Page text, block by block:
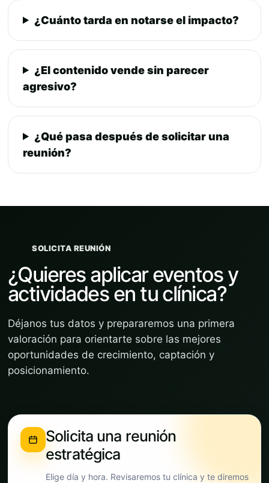
¿Cuánto tarda en notarse el impacto?
¿El contenido vende sin parecer
agresivo?
¿Qué pasa después de solicitar una
reunión?
SOLICITA REUNIÓN
¿Quieres aplicar eventos y
actividades en tu clínica?
Déjanos tus datos y prepararemos una primera
valoración para orientarte sobre las mejores
oportunidades de crecimiento, captación y
posicionamiento.
Solicita una reunión
estratégica
Elige día y hora. Revisaremos tu clínica y te diremos